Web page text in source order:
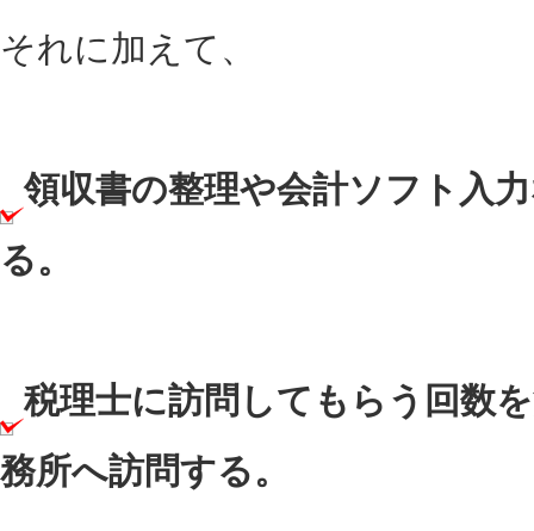
それに加えて、
領収書の整理や会計ソフト入
る。
税理士に訪問してもらう回数
務所へ訪問する。